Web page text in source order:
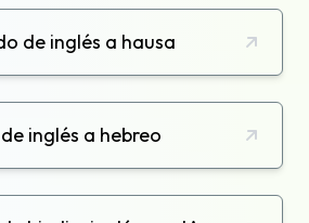
de inglés a hausa
inglés a hebreo